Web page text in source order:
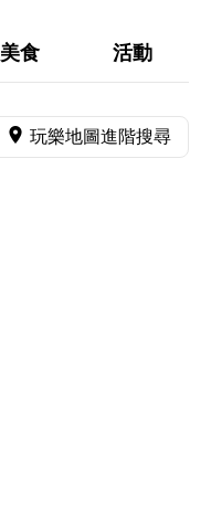
美食 活動
玩樂地圖進階搜尋